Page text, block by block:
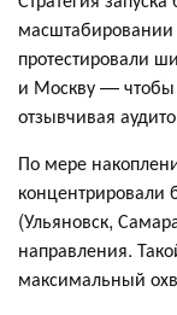
масштабировании
протестировали
и Москву — чтобы
отзывчивая
По мере
концентрировали
(Ульяновск,
направления.
максимальный